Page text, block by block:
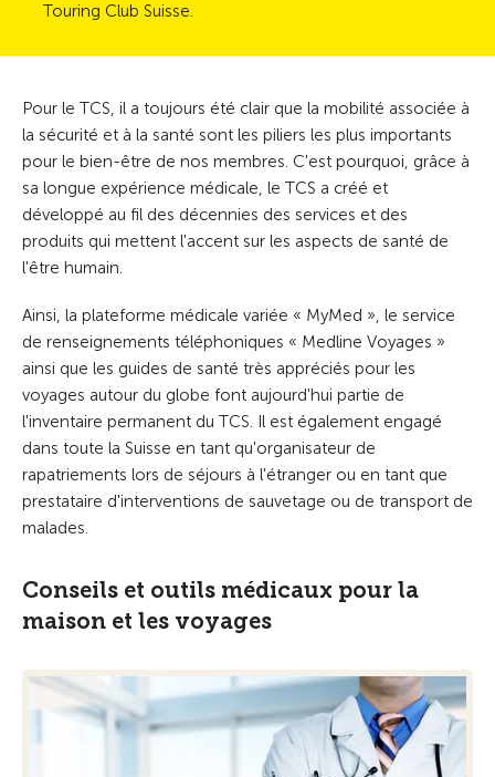
Touring Club Suisse.
Pour le TCS, il a toujours été clair que la mobilité associée à
la sécurité et à la santé sont les piliers les plus importants
pour le bien-être de nos membres. C'est pourquoi, grâce à
sa longue expérience médicale, le TCS a créé et
développé au fil des décennies des services et des
produits qui mettent l'accent sur les aspects de santé de
l'être humain.
Ainsi, la plateforme médicale variée « MyMed », le service
de renseignements téléphoniques « Medline Voyages »
ainsi que les guides de santé très appréciés pour les
voyages autour du globe font aujourd'hui partie de
l'inventaire permanent du TCS. Il est également engagé
dans toute la Suisse en tant qu'organisateur de
rapatriements lors de séjours à l'étranger ou en tant que
prestataire d'interventions de sauvetage ou de transport de
malades.
Conseils et outils médicaux pour la
maison et les voyages